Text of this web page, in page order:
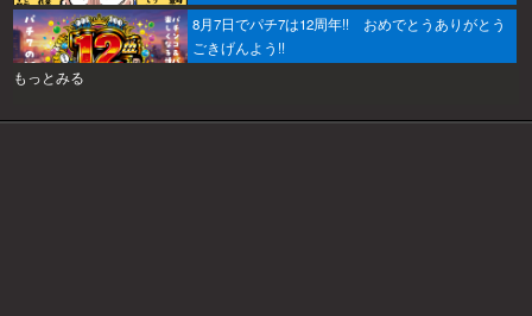
8月7日でパチ7は12周年!! おめでとうありがとう
ごきげんよう!!
もっとみる